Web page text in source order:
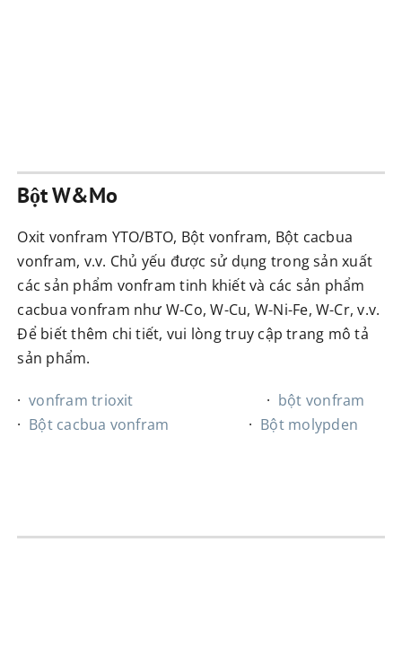
Bột W&Mo
Oxit vonfram YTO/BTO, Bột vonfram, Bột cacbua
vonfram, v.v. Chủ yếu được sử dụng trong sản xuất
các sản phẩm vonfram tinh khiết và các sản phẩm
cacbua vonfram như W-Co, W-Cu, W-Ni-Fe, W-Cr, v.v.
Để biết thêm chi tiết, vui lòng truy cập trang mô tả
sản phẩm.
·vonfram trioxit · bột vonfram
· Bột cacbua vonfram · Bột molypden